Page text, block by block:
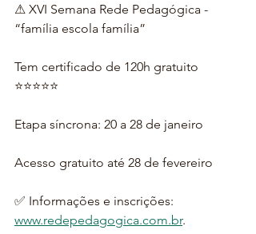
⚠ XVI Semana Rede Pedagógica -
“família escola família”
Tem certificado de 120h gratuito
⭐⭐⭐⭐⭐
Etapa síncrona: 20 a 28 de janeiro
Acesso gratuito até 28 de fevereiro
✅ Informações e inscrições:
www.redepedagogica.com.br.